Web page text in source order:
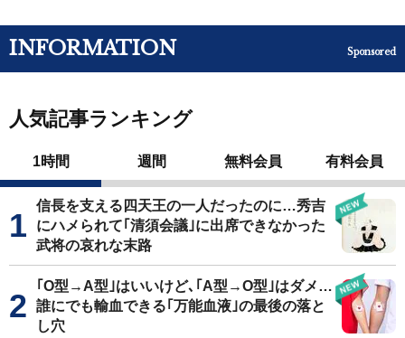
INFORMATION Sponsored
人気記事ランキング
1時間 週間 無料会員 有料会員
信長を支える四天王の一人だったのに…秀吉
にハメられて｢清須会議｣に出席できなかった
武将の哀れな末路
｢O型→A型｣はいいけど､｢A型→O型｣はダメ…
誰にでも輸血できる｢万能血液｣の最後の落と
し穴